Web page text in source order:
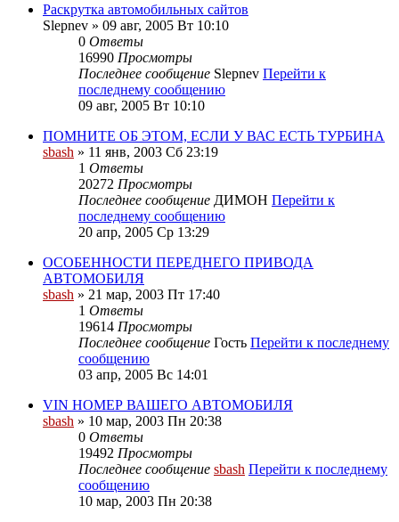
Раскрутка автомобильных сайтов
Slepnev » 09 авг, 2005 Вт 10:10
0 Ответы
16990 Просмотры
Последнее сообщение Slepnev Перейти к
последнему сообщению
09 авг, 2005 Вт 10:10
ПОМНИТЕ ОБ ЭТОМ, ЕСЛИ У ВАС ЕСТЬ ТУРБИНА
sbash » 11 янв, 2003 Сб 23:19
1 Ответы
20272 Просмотры
Последнее сообщение ДИМОН Перейти к
последнему сообщению
20 апр, 2005 Ср 13:29
ОСОБЕННОСТИ ПЕРЕДНЕГО ПРИВОДА
АВТОМОБИЛЯ
sbash » 21 мар, 2003 Пт 17:40
1 Ответы
19614 Просмотры
Последнее сообщение Гость Перейти к последнему
сообщению
03 апр, 2005 Вс 14:01
VIN НОМЕР ВАШЕГО АВТОМОБИЛЯ
sbash » 10 мар, 2003 Пн 20:38
0 Ответы
19492 Просмотры
Последнее сообщение sbash Перейти к последнему
сообщению
10 мар, 2003 Пн 20:38